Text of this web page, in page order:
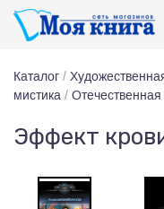
Каталог /
мистика / Отечественная
Эффект